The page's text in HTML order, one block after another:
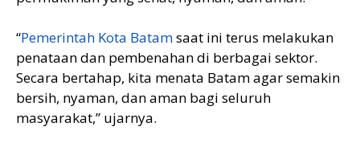
“Pemerintah Kota Batamsaat ini terus melakukan
penataan dan pembenahan di berbagai sektor.
Secara bertahap, kita menata Batam agar semakin
bersih, nyaman, dan aman bagi seluruh
masyarakat,” ujarnya.